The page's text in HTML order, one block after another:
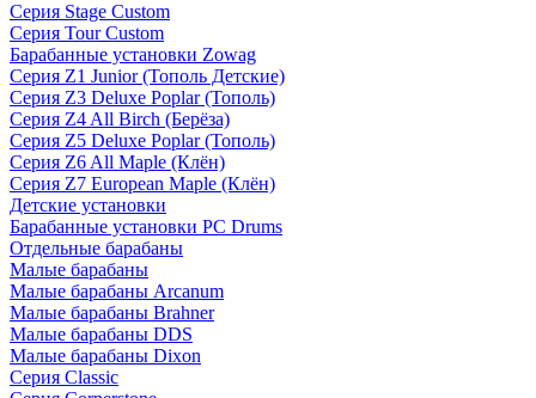
Серия Stage Custom
Серия Tour Custom
Барабанные установки Zowag
Серия Z1 Junior (Тополь Детские)
Серия Z3 Deluxe Poplar (Тополь)
Серия Z4 All Birch (Берёза)
Серия Z5 Deluxe Poplar (Тополь)
Серия Z6 All Maple (Клён)
Серия Z7 European Maple (Клён)
Детские установки
Барабанные установки PC Drums
Отдельные барабаны
Малые барабаны
Малые барабаны Arcanum
Малые барабаны Brahner
Малые барабаны DDS
Малые барабаны Dixon
Серия Classic